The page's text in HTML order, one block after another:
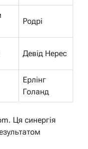
Родрі
Девід Нерес
Ерлінг
Голанд
Ця синергія